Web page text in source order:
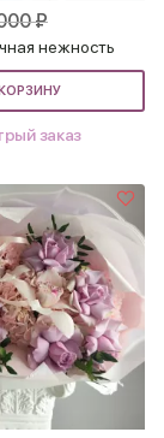
₽
нежность
заказ